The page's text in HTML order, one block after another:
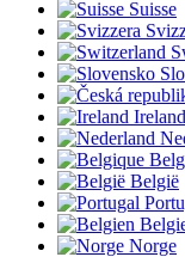
Suisse
Ireland
België
Norge